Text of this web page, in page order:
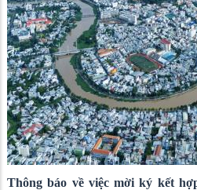
Thông báo về việc mời ký kết